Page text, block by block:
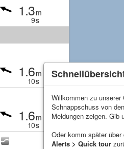
1.3m
9s
1.6m
10s
1.6m
10s
Willkommen zu
Schnappschuss von
Meldungen zeigen. Gib
Oder komm später über
Alerts > Quick tour